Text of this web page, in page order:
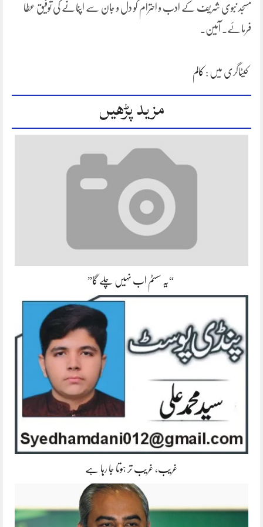
مسجد نبوی شریف کے ادب و احترام کو دل و جان سے اپنانے کی توفیق عطا
فرمائے۔ آمین۔
کیٹاگری میں : کالم
مزید پڑھیں
“یہ سسٹم اب نہیں چلے گا”
غریب، غریب تر ہوتا جا رہا ہے